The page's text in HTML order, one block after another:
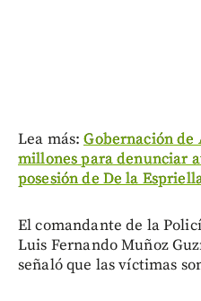
Lea más:Gobernación de
millones para denunciar
posesión de De la
El comandante de la
Luis Fernando Muñoz
señaló que las víctimas